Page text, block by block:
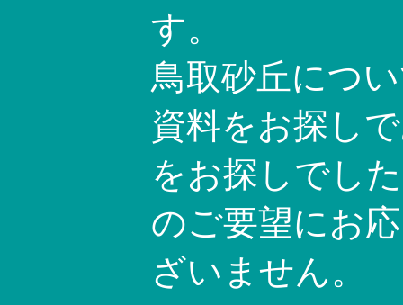
す。
鳥取砂丘につ
資料をお探し
をお探しでし
のご要望にお
ざいません。